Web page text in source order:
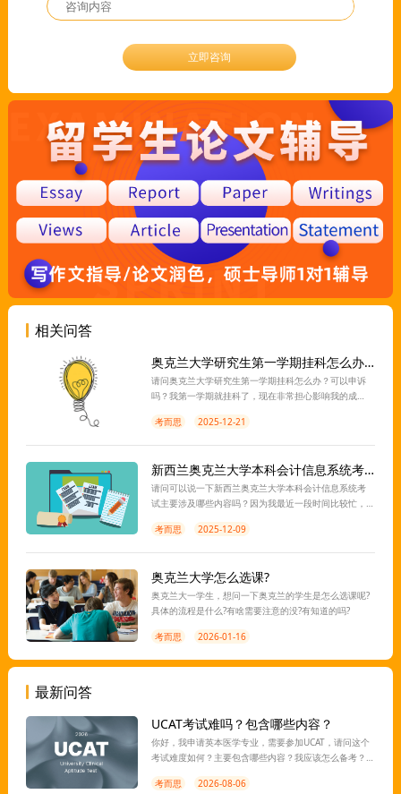
立即咨询
相关问答
奥克兰大学研究生第一学期挂科怎么办？可以申诉吗？
请问奥克兰大学研究生第一学期挂科怎么办？可以申诉
吗？我第一学期就挂科了，现在非常担心影响我的成
余地，实在不行我就打算试一下申诉。
考而思 2025-12-21
新西兰奥克兰大学本科会计信息系统考试涉及哪些内容？
请问可以说一下新西兰奥克兰大学本科会计信息系统考
试主要涉及哪些内容吗？因为我最近一段时间比较忙，
个重点，感谢~！
考而思 2025-12-09
奥克兰大学怎么选课?
奥克兰大一学生，想问一下奥克兰的学生是怎么选课呢?
具体的流程是什么?有啥需要注意的没?有知道的吗?
考而思 2026-01-16
最新问答
UCAT考试难吗？包含哪些内容？
你好，我申请英本医学专业，需要参加UCAT，请问这个
考试难度如何？主要包含哪些内容？我应该怎么备考？
考而思
2026-08-06